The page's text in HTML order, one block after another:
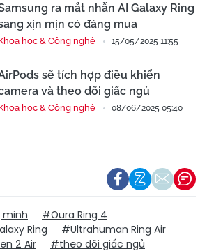
ra mắt nhẫn AI Galaxy Ring
xịn mịn có đáng mua
học & Công nghệ 15/05/2025 11:55
sẽ tích hợp điều khiển
và theo dõi giấc ngủ
học & Công nghệ 08/06/2025 05:40
#Oura Ring 4
Ring
#Ultrahuman Ring Air
2 Air
#theo dõi giấc ngủ